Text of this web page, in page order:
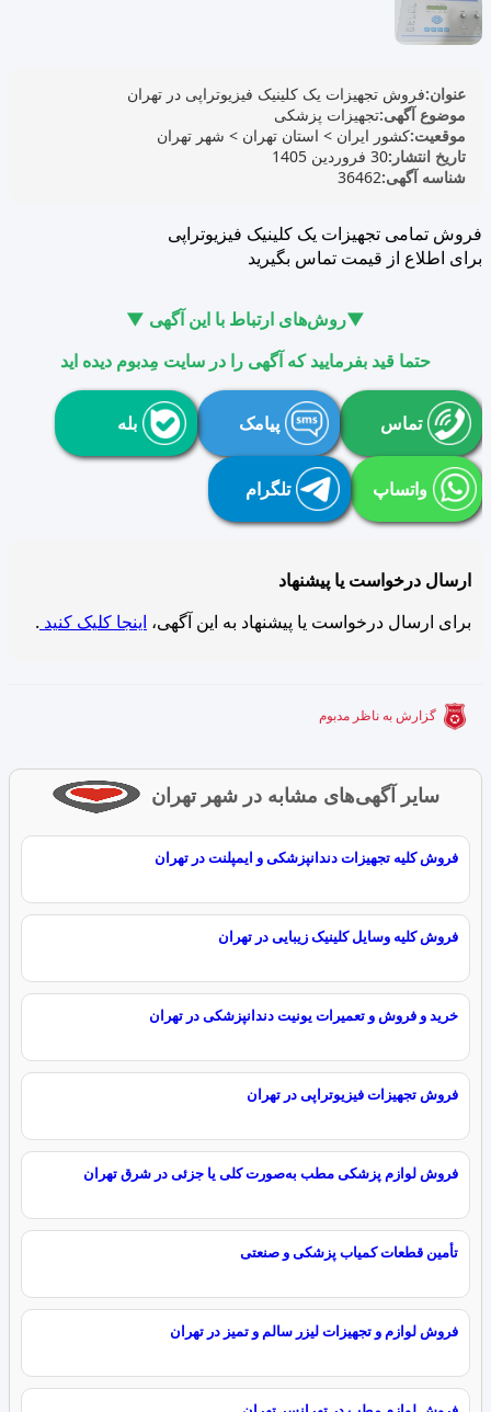
عنوان:فروش تجهیزات یک کلینیک فیزیوتراپی در تهران
موضوع آگهی:تجهیزات پزشکی
موقعیت:کشور ایران > استان تهران > شهر تهران
تاریخ انتشار:30 فروردین 1405
شناسه آگهی:36462
فروش تمامی تجهیزات یک کلینیک فیزیوتراپی
برای اطلاع از قیمت تماس بگیرید
▼روش‌های ارتباط با این آگهی ▼
حتما قید بفرمایید که آگهی را در سایت مِدبوم دیده اید
تماس پیامک بله
واتساپ تلگرام
ارسال درخواست یا پیشنهاد
برای ارسال درخواست یا پیشنهاد به این آگهی، اینجا کلیک کنید .
گزارش به ناظر مدبوم
سایر آگهی‌های مشابه در شهر تهران
فروش کلیه تجهیزات دندانپزشکی و ایمپلنت در تهران
فروش کلیه وسایل کلینیک زیبایی در تهران
خرید و فروش و تعمیرات یونیت دندانپزشکی در تهران
فروش تجهیزات فیزیوتراپی در تهران
فروش لوازم پزشکی مطب به‌صورت کلی یا جزئی در شرق تهران
تأمین قطعات کمیاب پزشکی و صنعتی
فروش لوازم و تجهیزات لیزر سالم و تمیز در تهران